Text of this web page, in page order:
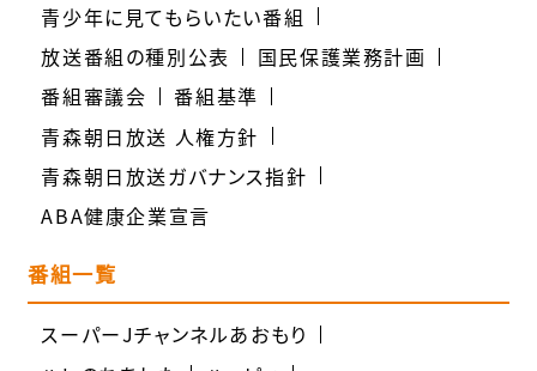
青少年に見てもらいたい番組
放送番組の種別公表
国民保護業務計画
番組審議会
番組基準
青森朝日放送 人権方針
青森朝日放送ガバナンス指針
ABA健康企業宣言
番組一覧
スーパーJチャンネルあおもり